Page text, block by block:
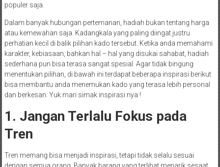
populer saja.
Dalam banyak hubungan pertemanan, hadiah bukan tentang harga
atau kemewahan saja. Kadangkala yang paling diingat justru
perhatian kecil di balik pilihan kado tersebut. Ketika anda memahami
karakter, kebiasaan, bahkan hal – hal yang disukai sahabat, hadiah
sederhana pun bisa terasa sangat spesial. Agar tidak bingung
menentukan pilihan, di bawah ini terdapat beberapa inspirasi berikut
bisa membantu anda menemukan kado yang terasa lebih personal
dan berkesan. Yuk mari simak inspirasi nya !
1. Jangan Terlalu Fokus pada
Tren
Tren memang bisa menjadi inspirasi, tetapi tidak selalu sesuai
dengan semua orang. Banyak barang yang terlihat menarik sesaat,